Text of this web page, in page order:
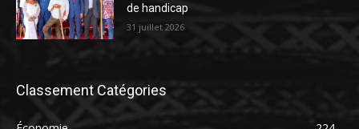
de handicap
31 juillet 2026
Classement Catégories